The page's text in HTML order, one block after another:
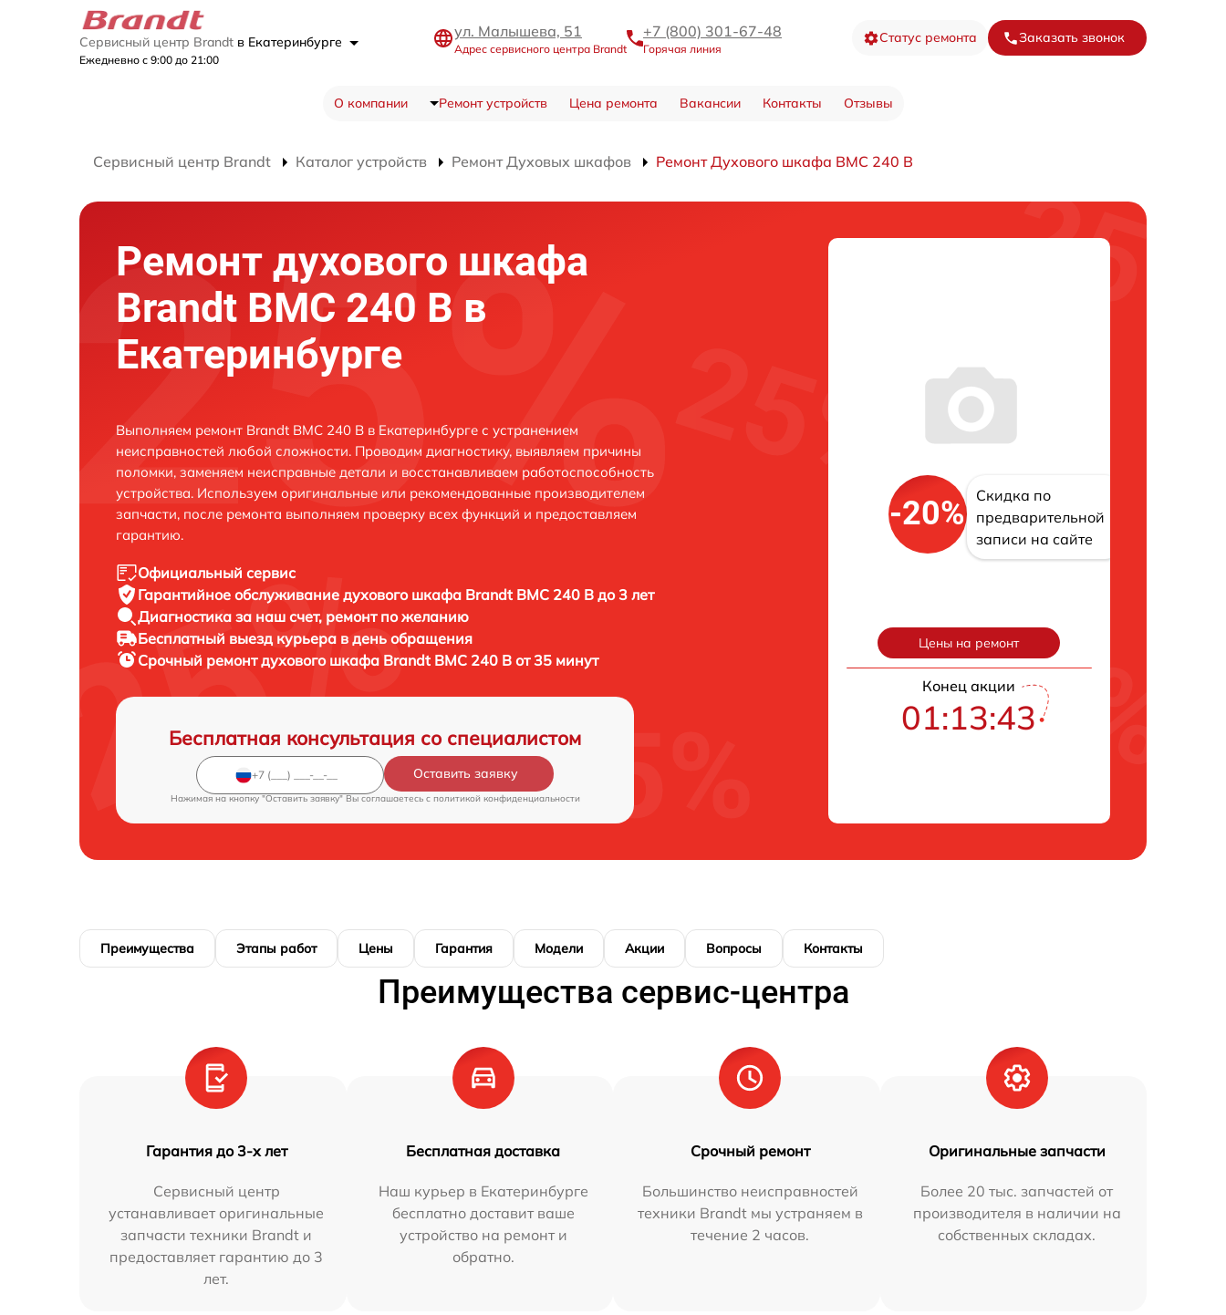
Сервисный центр Brandt в Екатеринбурге
Ежедневно с 9:00 до 21:00
ул. Малышева, 51
Адрес сервисного центра Brandt
+7 (800) 301-67-48
Горячая линия
Статус ремонта Заказать звонок
О компании Ремонт устройств Цена ремонта Вакансии Контакты Отзывы
Сервисный центр Brandt Каталог устройств Ремонт Духовых шкафов Ремонт Духового шкафа BMC 240 B
Ремонт духового шкафа
Brandt BMC 240 B в
Екатеринбурге
Выполняем ремонт Brandt BMC 240 B в Екатеринбурге с устранением
неисправностей любой сложности. Проводим диагностику, выявляем причины
поломки, заменяем неисправные детали и восстанавливаем работоспособность
устройства. Используем оригинальные или рекомендованные производителем
запчасти, после ремонта выполняем проверку всех функций и предоставляем
гарантию.
Официальный сервис
Гарантийное обслуживание духового шкафа Brandt BMC 240 B до 3 лет
Диагностика за наш счет, ремонт по желанию
Бесплатный выезд курьера в день обращения
Срочный ремонтдухового шкафа Brandt BMC 240 B от 35 минут
Бесплатная консультация со специалистом
Оставить заявку
Нажимая на кнопку "Оставить заявку" Вы соглашаетесь c политикой конфиденциальности
-20%
Скидка по
предварительной
записи на сайте
Цены на ремонт
Конец акции
01:13:42
Преимущества Этапы работ Цены Гарантия Модели Акции Вопросы Контакты
Преимущества сервис-центра
Гарантия до 3-х лет
Сервисный центр
устанавливает оригинальные
запчасти техники Brandt и
предоставляет гарантию до 3
лет.
Бесплатная доставка
Наш курьер в Екатеринбурге
бесплатно доставит ваше
устройство на ремонт и
обратно.
Срочный ремонт
Большинство неисправностей
техники Brandt мы устраняем в
течение 2 часов.
Оригинальные запчасти
Более 20 тыс. запчастей от
производителя в наличии на
собственных складах.